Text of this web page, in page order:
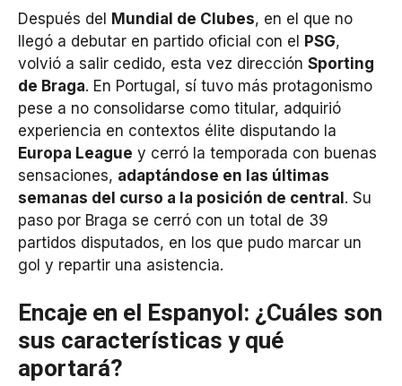
Después del Mundial de Clubes, en el que no
llegó a debutar en partido oficial con el PSG,
volvió a salir cedido, esta vez dirección Sporting
de Braga. En Portugal, sí tuvo más protagonismo
pese a no consolidarse como titular, adquirió
experiencia en contextos élite disputando la
Europa League y cerró la temporada con buenas
sensaciones, adaptándose en las últimas
semanas del curso a la posición de central. Su
paso por Braga se cerró con un total de 39
partidos disputados, en los que pudo marcar un
gol y repartir una asistencia.
Encaje en el Espanyol: ¿Cuáles son
sus características y qué
aportará?